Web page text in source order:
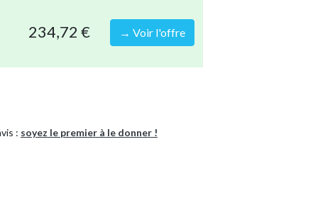
épais avec chambres à air, garantit
(L x l)
234,72 € → Voir l'offre
: soyez le premier à le donner !